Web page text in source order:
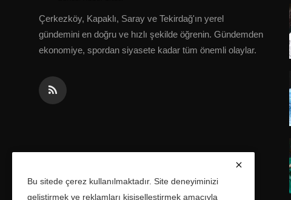
Çerkezköy, Kapaklı, Saray ve Tekirdağ'ın yerel
gündemini en doğru ve hızlı şekilde öğrenin. Gündemden
ekonomiye, spordan siyasete kadar tüm önemli olaylar.
Bu sitede çerez kullanılmaktadır. Site deneyiminizi
geliştirmek ve reklamları kişiselleştirmek amacıyla